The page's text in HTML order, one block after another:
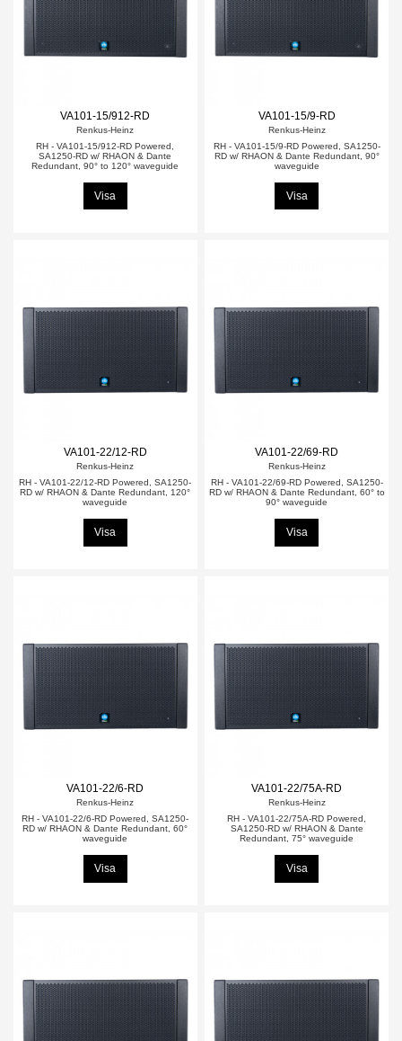
VA101-15/912-RD
Renkus-Heinz
RH - VA101-15/912-RD Powered,
SA1250-RD w/ RHAON & Dante
Redundant, 90° to 120° waveguide
Visa
VA101-15/9-RD
Renkus-Heinz
RH - VA101-15/9-RD Powered, SA1250-
RD w/ RHAON & Dante Redundant, 90°
waveguide
Visa
VA101-22/12-RD
Renkus-Heinz
RH - VA101-22/12-RD Powered, SA1250-
RD w/ RHAON & Dante Redundant, 120°
waveguide
Visa
VA101-22/69-RD
Renkus-Heinz
RH - VA101-22/69-RD Powered, SA1250-
RD w/ RHAON & Dante Redundant, 60° to
90° waveguide
Visa
VA101-22/6-RD
Renkus-Heinz
RH - VA101-22/6-RD Powered, SA1250-
RD w/ RHAON & Dante Redundant, 60°
waveguide
Visa
VA101-22/75A-RD
Renkus-Heinz
RH - VA101-22/75A-RD Powered,
SA1250-RD w/ RHAON & Dante
Redundant, 75° waveguide
Visa